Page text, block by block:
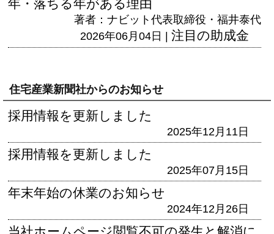
年・落ちる年がある理由
著者：ナビット代表取締役・福井泰代
2026年06月04日 | 注目の助成金
住宅産業新聞社からのお知らせ
採用情報を更新しました
2025年12月11日
採用情報を更新しました
2025年07月15日
年末年始の休業のお知らせ
2024年12月26日
当社ホームページ閲覧不可の発生と解消に